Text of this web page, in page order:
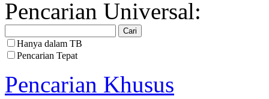
Pencarian Universal:
Hanya dalam TB
Pencarian Tepat
Pencarian Khusus